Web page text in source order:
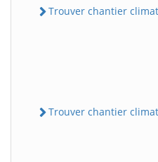
Trouver chantier
Trouver chantier